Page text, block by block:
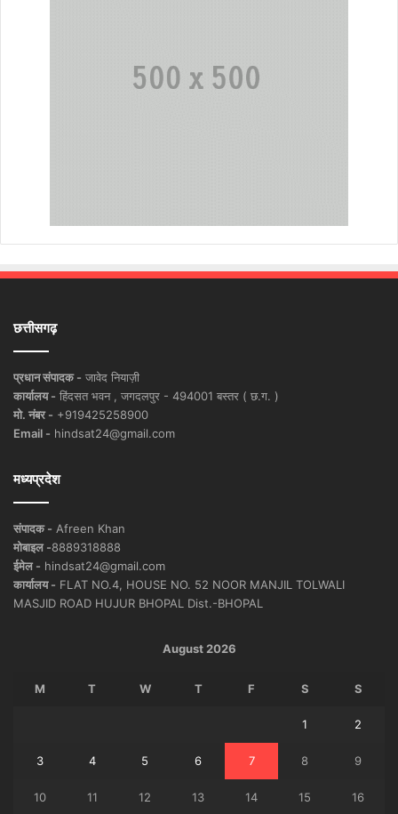
छत्तीसगढ़
प्रधान संपादक - जावेद नियाज़ी
कार्यालय - हिंदसत भवन , जगदलपुर - 494001 बस्तर ( छ.ग. )
मो. नंबर - +919425258900
Email - hindsat24@gmail.com
मध्यप्रदेश
संपादक - Afreen Khan
मोबाइल -8889318888
ईमेल - hindsat24@gmail.com
कार्यालय - FLAT NO.4, HOUSE NO. 52 NOOR MANJIL TOLWALI
MASJID ROAD HUJUR BHOPAL Dist.-BHOPAL
August 2026
M T W T F S S
1 2
3 4 5 6 7 8 9
10 11 12 13 14 15 16